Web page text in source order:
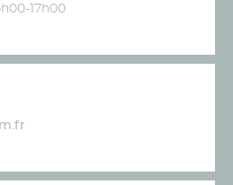
17h00